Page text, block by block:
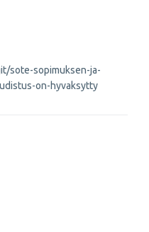
sote-sopimuksen-ja-
on-hyvaksytty